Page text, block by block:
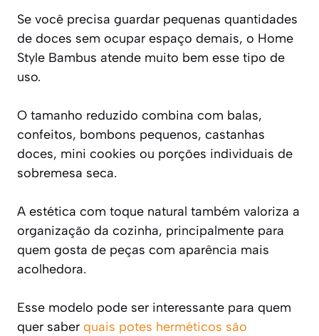
Se você precisa guardar pequenas quantidades
de doces sem ocupar espaço demais, o Home
Style Bambus atende muito bem esse tipo de
uso.
O tamanho reduzido combina com balas,
confeitos, bombons pequenos, castanhas
doces, mini cookies ou porções individuais de
sobremesa seca.
A estética com toque natural também valoriza a
organização da cozinha, principalmente para
quem gosta de peças com aparência mais
acolhedora.
Esse modelo pode ser interessante para quem
quer saber quais potes herméticos são